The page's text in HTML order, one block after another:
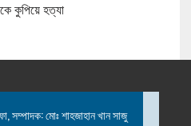
কুপিয়ে হত্যা
সম্পাদক: মোঃ শাহজাহান খান সাজু